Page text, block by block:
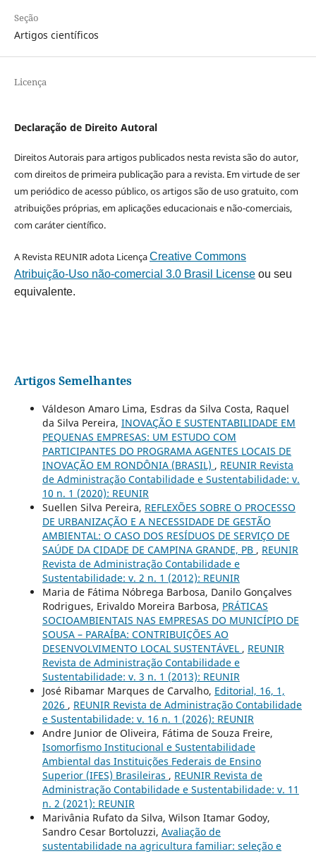
Seção
Artigos científicos
Licença
Declaração de Direito Autoral
Direitos Autorais para artigos publicados nesta revista são do autor,
com direitos de primeira publicação para a revista. Em virtude de ser
um periódico de acesso público, os artigos são de uso gratuito, com
atribuições próprias, em aplicações educacionais e não-comerciais,
com caráter científico.
A Revista REUNIR adota LicençaCreative Commons
Atribuição-Uso não-comercial 3.0 Brasil Licenseou seu
equivalente.
Artigos Semelhantes
Váldeson Amaro Lima, Esdras da Silva Costa, Raquel
da Silva Pereira, INOVAÇÃO E SUSTENTABILIDADE EM
PEQUENAS EMPRESAS: UM ESTUDO COM
PARTICIPANTES DO PROGRAMA AGENTES LOCAIS DE
INOVAÇÃO EM RONDÔNIA (BRASIL) , REUNIR Revista
de Administração Contabilidade e Sustentabilidade: v.
10 n. 1 (2020): REUNIR
Suellen Silva Pereira, REFLEXÕES SOBRE O PROCESSO
DE URBANIZAÇÃO E A NECESSIDADE DE GESTÃO
AMBIENTAL: O CASO DOS RESÍDUOS DE SERVIÇO DE
SAÚDE DA CIDADE DE CAMPINA GRANDE, PB , REUNIR
Revista de Administração Contabilidade e
Sustentabilidade: v. 2 n. 1 (2012): REUNIR
Maria de Fátima Nóbrega Barbosa, Danilo Gonçalves
Rodrigues, Erivaldo Moreira Barbosa, PRÁTICAS
SOCIOAMBIENTAIS NAS EMPRESAS DO MUNICÍPIO DE
SOUSA – PARAÍBA: CONTRIBUIÇÕES AO
DESENVOLVIMENTO LOCAL SUSTENTÁVEL , REUNIR
Revista de Administração Contabilidade e
Sustentabilidade: v. 3 n. 1 (2013): REUNIR
José Ribamar Marques de Carvalho, Editorial, 16, 1,
2026 , REUNIR Revista de Administração Contabilidade
e Sustentabilidade: v. 16 n. 1 (2026): REUNIR
Andre Junior de Oliveira, Fátima de Souza Freire,
Isomorfismo Institucional e Sustentabilidade
Ambiental das Instituições Federais de Ensino
Superior (IFES) Brasileiras , REUNIR Revista de
Administração Contabilidade e Sustentabilidade: v. 11
n. 2 (2021): REUNIR
Marivânia Rufato da Silva, Wilson Itamar Godoy,
Sandro Cesar Bortoluzzi, Avaliação de
sustentabilidade na agricultura familiar: seleção e